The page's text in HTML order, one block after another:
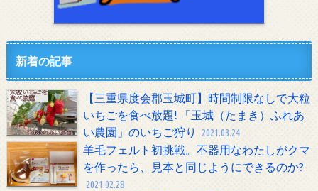
新着の記事
【三重県度会郡玉城町】時間制限なしで大粒
いちごを食べ放題! 「玉城（たまき）ふれあ
い農園」のいちご狩り
2021.03.24
羊毛フェルト初挑戦。不器用なわたしがクマ
を作ったら、見本と同じようにできるのか?
2021.02.28